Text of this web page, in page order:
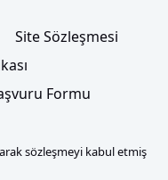
Site Sözleşmesi
Formu
sözleşmeyi kabul etmiş